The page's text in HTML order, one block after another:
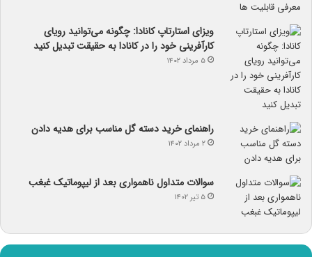
ویزای استارتاپ کانادا: چگونه می‌توانید رویای
کارآفرینی خود را در کانادا به حقیقت تبدیل کنید
۵ مرداد ۱۴۰۲
راهنمای خرید دسته گل مناسب برای هدیه دادن
۲ مرداد ۱۴۰۲
سوالات متداول ناهمواری بعد از لیپوماتیک غبغب
۵ تیر ۱۴۰۲